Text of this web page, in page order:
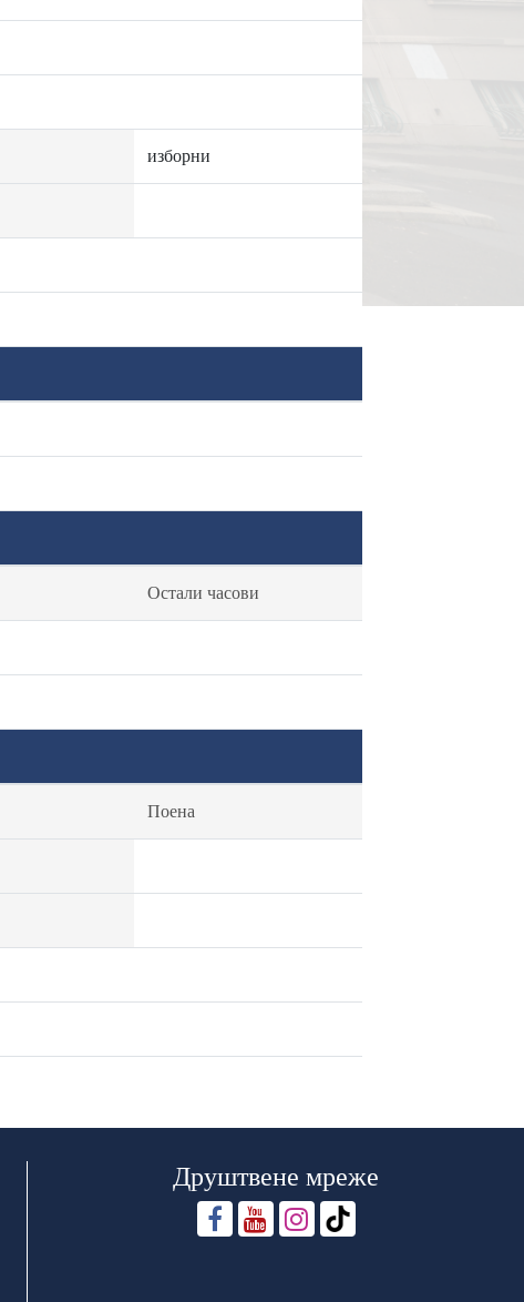
изборни
Остали часови
Поена
Друштвене мреже